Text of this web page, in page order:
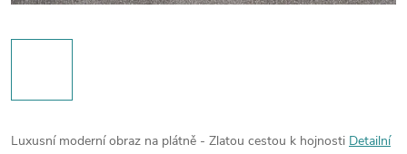
Luxusní moderní obraz na plátně - Zlatou cestou k hojnosti Detailní